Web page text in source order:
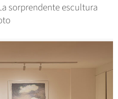
sorprendente escultura